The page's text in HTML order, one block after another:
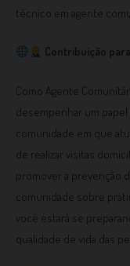
técnico em agente
Contribuição
Como Agente
desempenhar um
comunidade em que
de realizar visitas
promover a prevenção
comunidade sobre
você estará se
qualidade de vida das